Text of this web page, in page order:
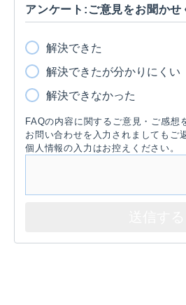
アンケート:ご意見をお聞かせ
解決できた
解決できたが分かりにくい
解決できなかった
FAQの内容に関するご意見・ご感想
お問い合わせを入力されましてもご
個人情報の入力はお控えください。